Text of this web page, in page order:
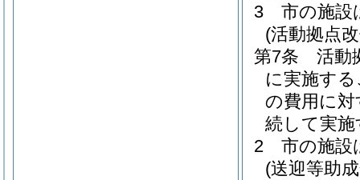
3
市の施設
(活動拠点
第7条
活動
に実施す
の費用に
続して実
2
市の施設
(送迎等助